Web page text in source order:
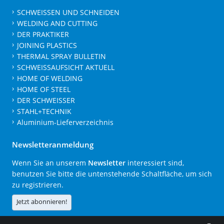
SCHWEISSEN UND SCHNEIDEN
WELDING AND CUTTING
DER PRAKTIKER
JOINING PLASTICS
THERMAL SPRAY BULLETIN
SCHWEISSAUFSICHT AKTUELL
HOME OF WELDING
HOME OF STEEL
DER SCHWEISSER
STAHL+TECHNIK
Aluminium-Lieferverzeichnis
Newsletteranmeldung
Wenn Sie an unserem Newsletter interessiert sind,
benutzen Sie bitte die untenstehende Schaltfläche, um sich
zu registrieren.
Jetzt abonnieren!